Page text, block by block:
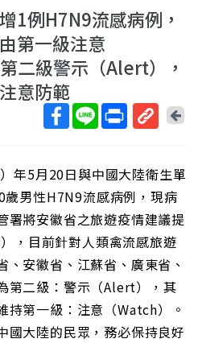
1例H7N9流感病例，
第一級注意
二級警示（Alert），
意防範
短
網
址
回
頁
5月20日與中國大陸衛生單
男性H7N9流感病例，現病
署將安徽省之旅遊疫情建議提
，目前針對人類禽流感旅遊
、安徽省、江蘇省、廣東省、
第二級：警示（Alert），其
持第一級：注意（Watch）。
國大陸的民眾，務必保持良好